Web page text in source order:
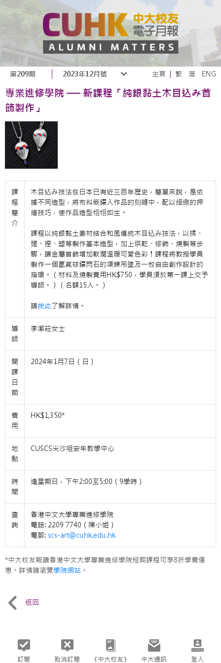
第209期 2023年12月號 主頁 繁 简 ENG
專業進修學院 ── 新課程「純銀黏土木目込み首
飾製作」
課
程
簡
介
木目込み技法在日本已有近三百年歷史，簡單來說，是依
據不同造型，將布料嵌鑲入作品的刻縫中，配以細緻的押
繪技巧，使作品造型栩栩如生。
課程以純銀黏土素材結合和風傳統木目込み技法，以揉、
搓、捏、塑等製作基本造型，加上烘乾、修飾、燒製等步
驟，讓金屬首飾增加軟潤溫暖可愛色彩！課程將教授學員
製作一個氫氣球鑲閃石的項鍊吊墜及一枚自由創作設計的
指環。（材料及燒製費用HK$750，學員須於第一課上交予
導師。）（名額15人。）
請按此了解詳情。
導
師
李潔莊女士
開
課
日
期
2024年1月7日（日）
費
用
HK$1,350*
地
點
CUSCS尖沙咀安年教學中心
時
間
逢星期日，下午2:00至5:00（9學時）
查
詢
香港中文大學專業進修學院
電話: 2209 7740（陳小姐）
電郵: scs-art@cuhk.edu.hk
*中大校友報讀香港中文大學專業進修學院短期課程可享8折學費優
惠。詳情請瀏覽學院網站 。
返回
訂閱 取消訂閱 《中大校友》 中大通訊 登入